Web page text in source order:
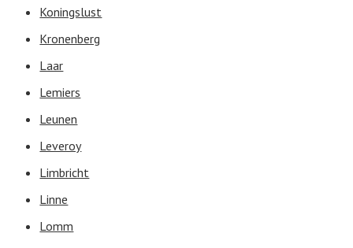
Koningslust
Kronenberg
Laar
Lemiers
Leunen
Leveroy
Limbricht
Linne
Lomm